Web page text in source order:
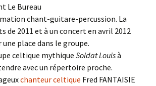
Le Bureau
chant-guitare-percussion. La
de 2011 et à un concert en avril 2012
place dans le groupe.
celtique mythique Soldat Louisà
avec un répertoire proche.
chanteur celtique Fred FANTAISIE